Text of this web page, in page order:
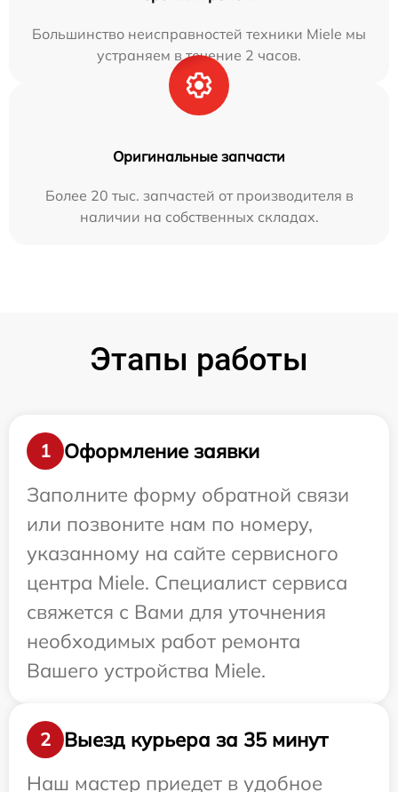
Большинство неисправностей техники Miele мы
устраняем в течение 2 часов.
Оригинальные запчасти
Более 20 тыс. запчастей от производителя в
наличии на собственных складах.
Этапы работы
1
Оформление заявки
Заполните форму обратной связи
или позвоните нам по номеру,
указанному на сайте сервисного
центра Miele. Специалист сервиса
свяжется с Вами для уточнения
необходимых работ ремонта
Вашего устройства Miele.
2
Выезд курьера за 35 минут
Наш мастер приедет в удобное